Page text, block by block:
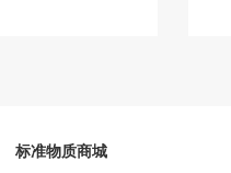
标准物质商城